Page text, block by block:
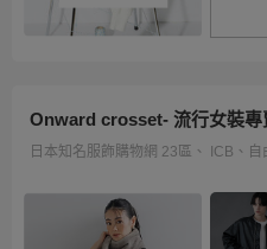
Onward crosset- 流行女裝專
日本知名服飾購物網 23區、 ICB、自